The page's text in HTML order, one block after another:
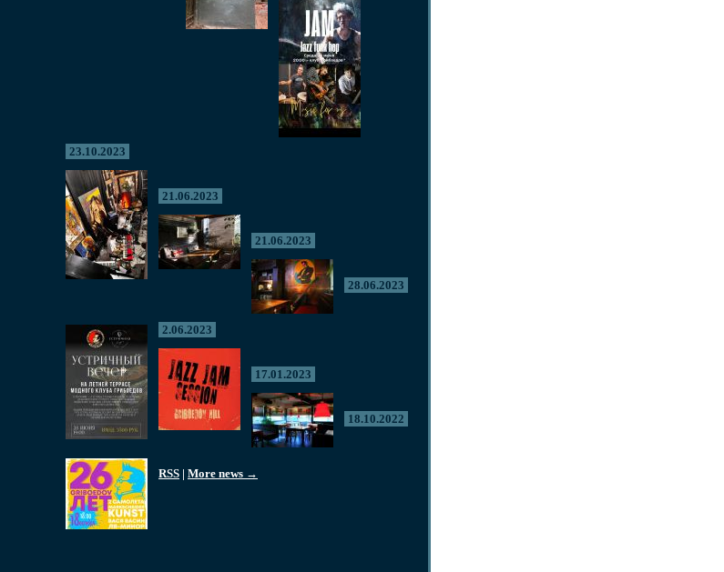
23.10.2023
21.06.2023
21.06.2023
28.06.2023
2.06.2023
17.01.2023
18.10.2022
RSS | More news →